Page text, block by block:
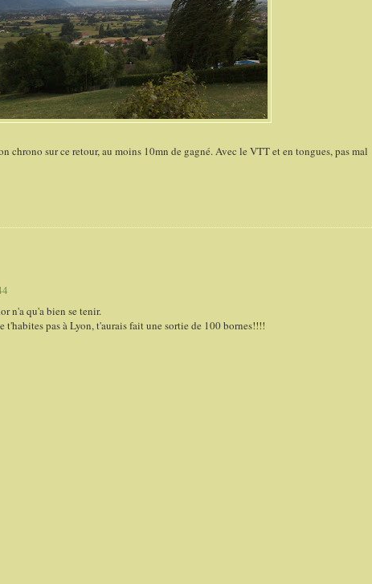
chrono sur ce retour, au moins 10mn de gagné. Avec le VTT et en tongues, pas mal
n'a qu'a bien se tenir.
t'habites pas à Lyon, t'aurais fait une sortie de 100 bornes!!!!